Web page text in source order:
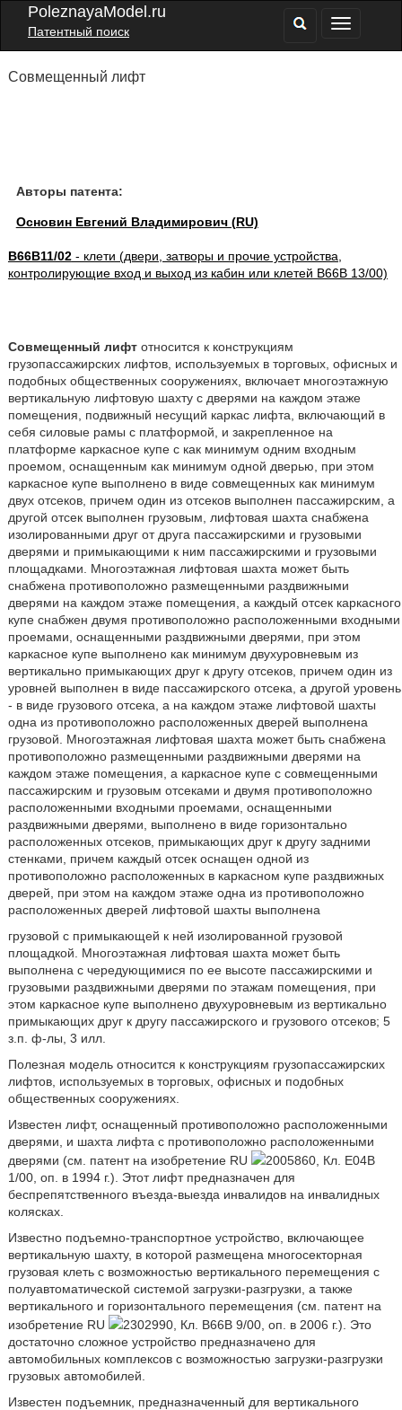
PoleznayaModel.ru
Патентный поиск
Совмещенный лифт
Авторы патента:
Основин Евгений Владимирович (RU)
B66B11/02- клети (двери, затворы и прочие устройства,
контролирующие вход и выход из кабин или клетей B66B 13/00)
Совмещенный лифтотносится к конструкциям
грузопассажирских лифтов, используемых в торговых, офисных и
подобных общественных сооружениях, включает многоэтажную
вертикальную лифтовую шахту с дверями на каждом этаже
помещения, подвижный несущий каркас лифта, включающий в
себя силовые рамы с платформой, и закрепленное на
платформе каркасное купе с как минимум одним входным
проемом, оснащенным как минимум одной дверью, при этом
каркасное купе выполнено в виде совмещенных как минимум
двух отсеков, причем один из отсеков выполнен пассажирским, а
другой отсек выполнен грузовым, лифтовая шахта снабжена
изолированными друг от друга пассажирскими и грузовыми
дверями и примыкающими к ним пассажирскими и грузовыми
площадками. Многоэтажная лифтовая шахта может быть
снабжена противоположно размещенными раздвижными
дверями на каждом этаже помещения, а каждый отсек каркасного
купе снабжен двумя противоположно расположенными входными
проемами, оснащенными раздвижными дверями, при этом
каркасное купе выполнено как минимум двухуровневым из
вертикально примыкающих друг к другу отсеков, причем один из
уровней выполнен в виде пассажирского отсека, а другой уровень
- в виде грузового отсека, а на каждом этаже лифтовой шахты
одна из противоположно расположенных дверей выполнена
грузовой. Многоэтажная лифтовая шахта может быть снабжена
противоположно размещенными раздвижными дверями на
каждом этаже помещения, а каркасное купе с совмещенными
пассажирским и грузовым отсеками и двумя противоположно
расположенными входными проемами, оснащенными
раздвижными дверями, выполнено в виде горизонтально
расположенных отсеков, примыкающих друг к другу задними
стенками, причем каждый отсек оснащен одной из
противоположно расположенных в каркасном купе раздвижных
дверей, при этом на каждом этаже одна из противоположно
расположенных дверей лифтовой шахты выполнена
грузовой с примыкающей к ней изолированной грузовой
площадкой. Многоэтажная лифтовая шахта может быть
выполнена с чередующимися по ее высоте пассажирскими и
грузовыми раздвижными дверями по этажам помещения, при
этом каркасное купе выполнено двухуровневым из вертикально
примыкающих друг к другу пассажирского и грузового отсеков; 5
з.п. ф-лы, 3 илл.
Полезная модель относится к конструкциям грузопассажирских
лифтов, используемых в торговых, офисных и подобных
общественных сооружениях.
Известен лифт, оснащенный противоположно расположенными
дверями, и шахта лифта с противоположно расположенными
дверями (см. патент на изобретение RU
2005860, Кл. Е04В
1/00, oп. в 1994 г.). Этот лифт предназначен для
беспрепятственного въезда-выезда инвалидов на инвалидных
колясках.
Известно подъемно-транспортное устройство, включающее
вертикальную шахту, в которой размещена многосекторная
грузовая клеть с возможностью вертикального перемещения с
полуавтоматической системой загрузки-разгрузки, а также
вертикального и горизонтального перемещения (см. патент на
изобретение RU
2302990, Кл. В66В 9/00, oп. в 2006 г.). Это
достаточно сложное устройство предназначено для
автомобильных комплексов с возможностью загрузки-разгрузки
грузовых автомобилей.
Известен подъемник, предназначенный для вертикального